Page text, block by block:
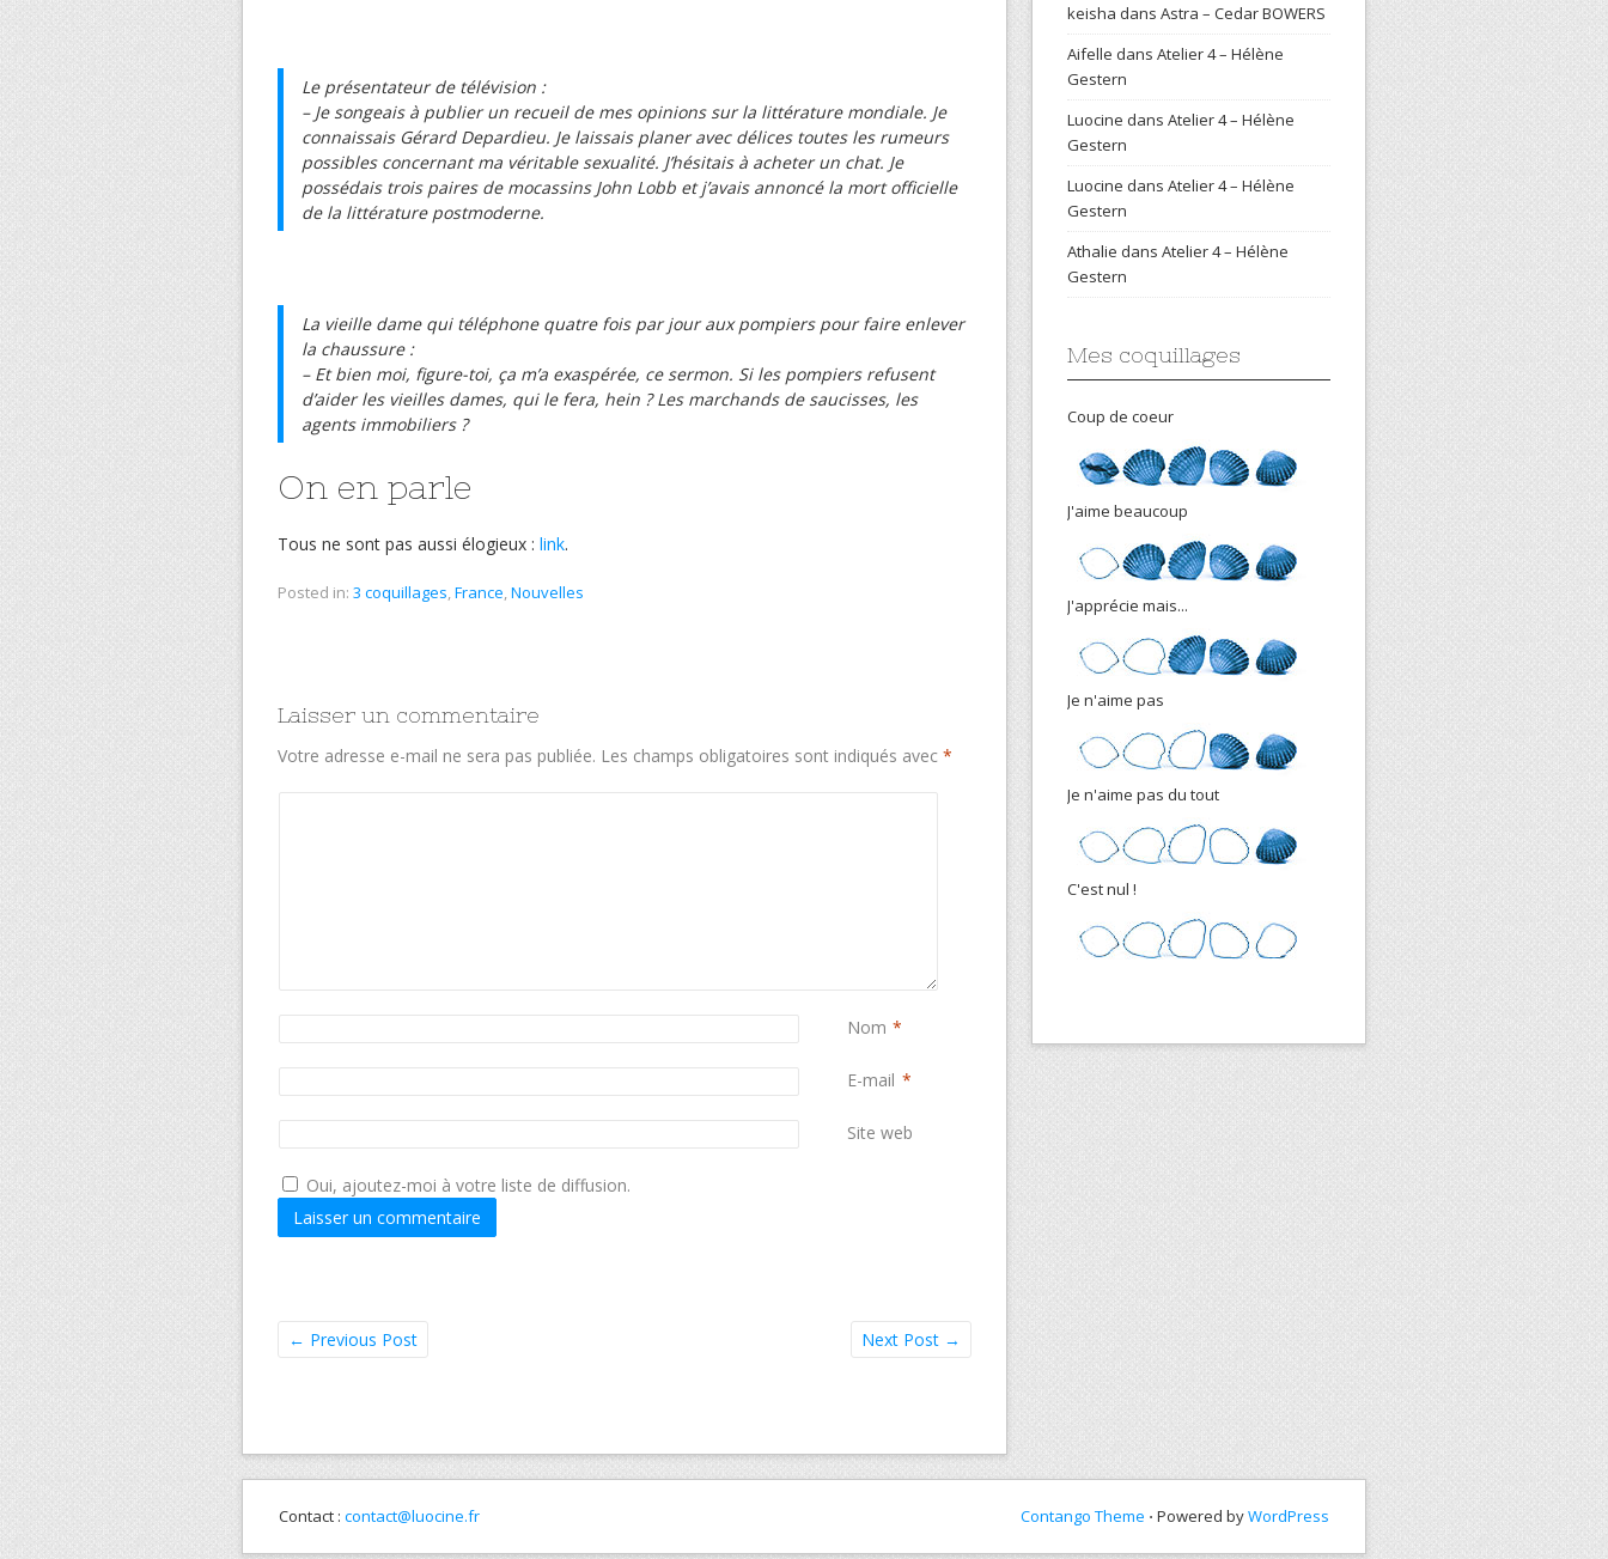
Le présentateur de télévision :
– Je songeais à publier un recueil de mes opinions sur la littérature mondiale. Je
connaissais Gérard Depardieu. Je laissais planer avec délices toutes les rumeurs
possibles concernant ma véritable sexualité. J’hésitais à acheter un chat. Je
possédais trois paires de mocassins John Lobb et j’avais annoncé la mort officielle
de la littérature postmoderne.
La vieille dame qui téléphone quatre fois par jour aux pompiers pour faire enlever
la chaussure :
– Et bien moi, figure-toi, ça m’a exaspérée, ce sermon. Si les pompiers refusent
d’aider les vieilles dames, qui le fera, hein ? Les marchands de saucisses, les
agents immobiliers ?
On en parle
Tous ne sont pas aussi élogieux : link.
Posted in: 3 coquillages,France,Nouvelles
Laisser un commentaire
Votre adresse e-mail ne sera pas publiée. Les champs obligatoires sont indiqués avec *
Nom *
E-mail *
Site web
Oui, ajoutez-moi à votre liste de diffusion.
← Previous Post Next Post →
keisha dans Astra – Cedar BOWERS
Aifelle dans Atelier 4 – Hélène
Gestern
Luocine dans Atelier 4 – Hélène
Gestern
Luocine dans Atelier 4 – Hélène
Gestern
Athalie dans Atelier 4 – Hélène
Gestern
Mes coquillages
Coup de coeur
J'aime beaucoup
J'apprécie mais...
Je n'aime pas
Je n'aime pas du tout
C'est nul !
Contact : contact@luocine.fr Contango Theme ⋅ Powered byWordPress